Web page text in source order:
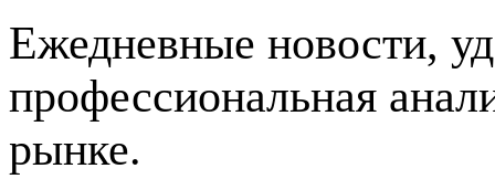
Ежедневные новости,
профессиональная
рынке.